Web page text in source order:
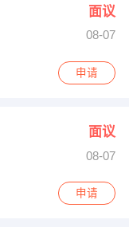
面议
08-07
门右侧
申请
面议
08-07
申请